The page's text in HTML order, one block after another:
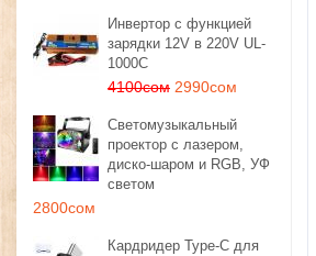
Инвертор с функцией
зарядки 12V в 220V UL-
1000C
4100сом 2990сом
Светомузыкальный
проектор с лазером,
диско-шаром и RGB, УФ
светом
2800сом
Кардридер Type-C для